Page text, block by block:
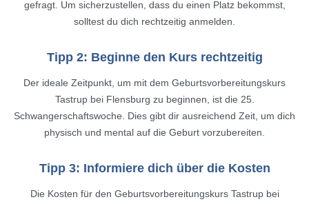
gefragt. Um sicherzustellen, dass du einen Platz bekommst,
solltest du dich rechtzeitig anmelden.
Tipp 2: Beginne den Kurs rechtzeitig
Der ideale Zeitpunkt, um mit dem Geburtsvorbereitungskurs
Tastrup bei Flensburg zu beginnen, ist die 25.
Schwangerschaftswoche. Dies gibt dir ausreichend Zeit, um dich
physisch und mental auf die Geburt vorzubereiten.
Tipp 3: Informiere dich über die Kosten
Die Kosten für den Geburtsvorbereitungskurs Tastrup bei